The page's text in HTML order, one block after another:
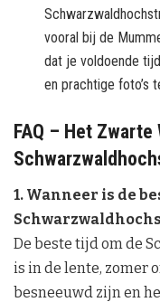
vooral bij de
dat je voldoende
en prachtige foto’s
FAQ – Het Zwarte
1. Wanneer is de
De beste tijd om de
is in de lente, zomer
besneeuwd zijn en